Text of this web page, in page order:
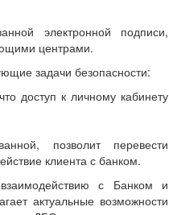
электронной подписи,
центрами.
задачи безопасности:
доступ к личному кабинету
позволит перевести
клиента с банком.
с Банком и
актуальные возможности